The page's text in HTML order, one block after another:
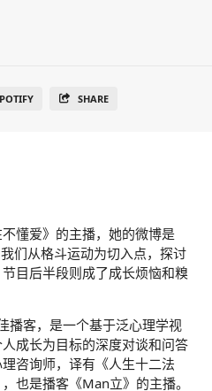
SHARE
懂爱》的主播，她的微博是
们从格斗运动为切入点，探讨
目后半段则成了成长烦恼和糗
播客，是一个基于泛心理学视
成长为目标的深度对谈和问答
咨询师，译有《人生十二法
也是播客《Man立》的主播。